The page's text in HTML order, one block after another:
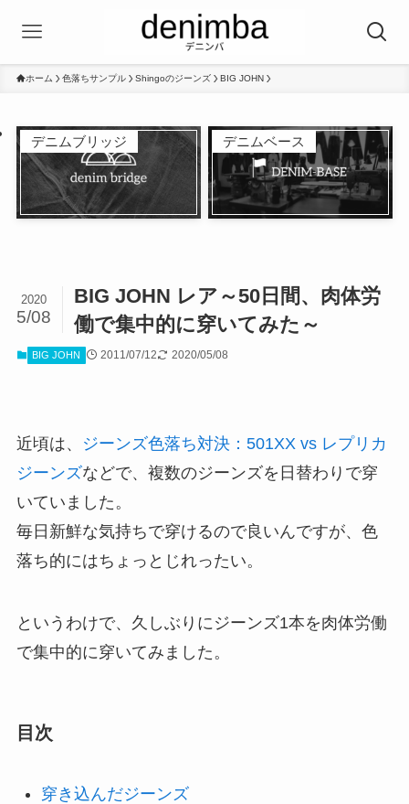
ホーム 色落ちサンプル Shingoのジーンズ BIG JOHN
デニムブリッジ デニムベース
BIG JOHN レア～50日間、肉体労
働で集中的に穿いてみた～
2020
5/08
BIG JOHN 2011/07/12 2020/05/08
近頃は、
ジーンズ色落ち対決：501XX vs レプリカ
ジーンズなどで、複数のジーンズを日替わりで穿
いていました。
毎日新鮮な気持ちで穿けるので良いんですが、色
落ち的にはちょっとじれったい。
というわけで、久しぶりにジーンズ1本を肉体労働
で集中的に穿いてみました。
目次
穿き込んだジーンズ